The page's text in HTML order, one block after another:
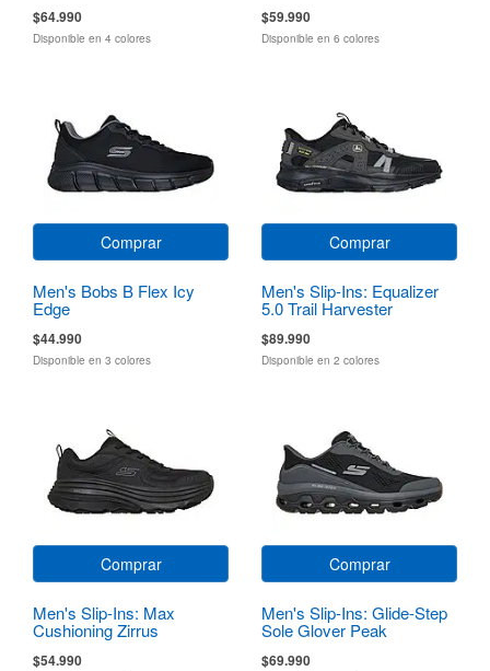
$64.990
Disponible en 4 colores
$59.990
Disponible en 6 colores
Comprar
Men's Bobs B Flex Icy
Edge
$44.990
Disponible en 3 colores
Comprar
Men's Slip-Ins: Equalizer
5.0 Trail Harvester
$89.990
Disponible en 2 colores
Comprar
Men's Slip-Ins: Max
Cushioning Zirrus
Zirrostratus
$54.990
Comprar
Men's Slip-Ins: Glide-Step
Sole Glover Peak
$69.990